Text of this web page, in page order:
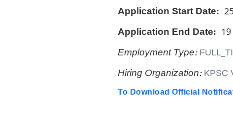
Application Start Date:
Application End Date:
Employment Type:
Hiring Organization: KPSC
To Download Official